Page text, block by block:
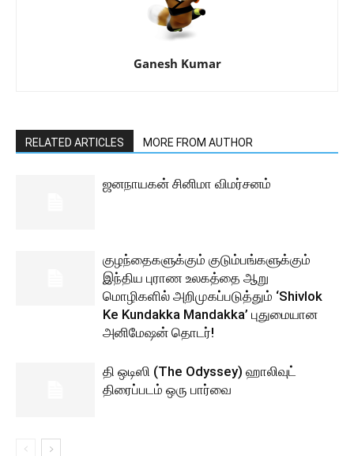
Ganesh Kumar
RELATED ARTICLES MORE FROM AUTHOR
ஜனநாயகன் சினிமா விமர்சனம்
குழந்தைகளுக்கும் குடும்பங்களுக்கும்
இந்திய புராண உலகத்தை ஆறு
மொழிகளில் அறிமுகப்படுத்தும் ‘Shivlok
Ke Kundakka Mandakka’ புதுமையான
அனிமேஷன் தொடர்!
தி ஒடிஸி (The Odyssey) ஹாலிவுட்
திரைப்படம் ஒரு பார்வை